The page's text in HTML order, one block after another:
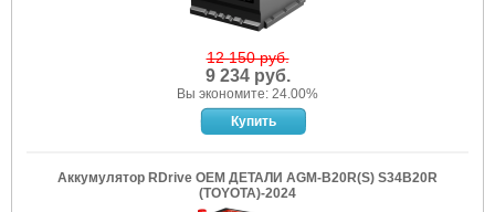
12 150 руб.
9 234 руб.
Вы экономите: 24.00%
Аккумулятор RDrive OEM ДЕТАЛИ AGM-B20R(S) S34B20R
(TOYOTA)-2024